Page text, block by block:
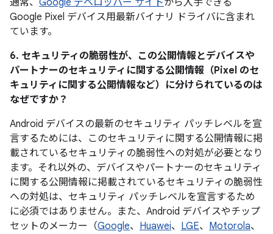
通常、 Google デベロッパー サイトから入手できる
Google Pixel デバイス用最新バイナリ ドライバに含まれ
ています。
6. セキュリティの脆弱性が、この公開情報とデバイスや
パートナーのセキュリティに関する公開情報（Pixel のセ
キュリティに関する公開情報など）に分けられているのは
なぜですか？
Android デバイスの最新のセキュリティ パッチレベルを宣
言するためには、このセキュリティに関する公開情報に掲
載されているセキュリティの脆弱性への対処が必要となり
ます。それ以外の、デバイスやパートナーのセキュリティ
に関する公開情報に掲載されているセキュリティの脆弱性
への対処は、セキュリティ パッチレベルを宣言するため
に必須ではありません。また、Android デバイスやチップ
セットのメーカー（Google、 Huawei、 LGE、 Motorola、